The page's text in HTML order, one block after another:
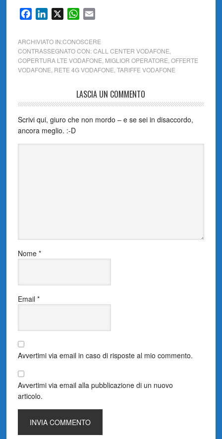
FacebookLinkedIn WhatsApp
ARCHIVIATO IN:CONOSCERE
CONTRASSEGNATO CON:CALL CENTER VODAFONE
COPERTURA LTE VODAFONE MIGLIOR OPERATORE OFFERTE
VODAFONE RETE 4G VODAFONE TARIFFE VODAFONE
LASCIA UN COMMENTO
Scrivi qui, giuro che non mordo – e se sei in disaccordo,
ancora meglio. :-D
Nome *
Email *
Avvertimi via email in caso di risposte al mio commento.
Avvertimi via email alla pubblicazione di un nuovo
articolo.